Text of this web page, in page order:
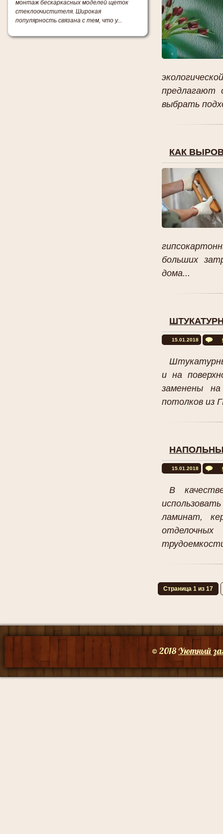
монтаж бескаркасных моделей щеток
стеклоочистителя. Широкая
популярность связана с тем, что у...
предлагают
выбрать
КАК
больших
дома...
15.01.2018
и на
заменены
потолков из
15.01.2018
В
ламинат,
Страница 1 из 17
© 2018Уютный